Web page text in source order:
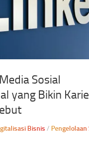
Sosial
yang Bikin
Bisnis / Pengelolaan